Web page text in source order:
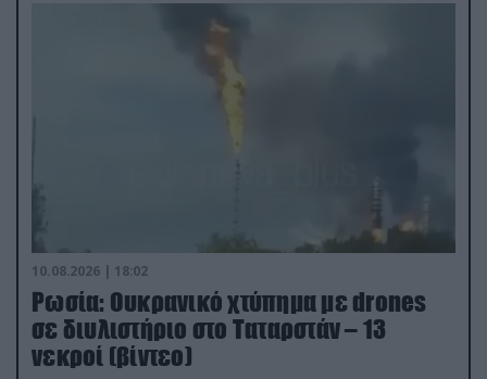
10.08.2026 | 18:02
Ρωσία: Ουκρανικό χτύπημα με drones
σε διυλιστήριο στο Ταταρστάν – 13
νεκροί (βίντεο)